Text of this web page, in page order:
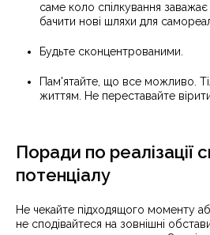
саме коло спілкування
бачити нові шляхи для
Будьте сконцентрованими.
Пам'ятайте, що все можливо.
життям. Не переставайте
Поради по реалізації
потенціалу
Не чекайте підходящого моменту
не сподівайтеся на зовнішні